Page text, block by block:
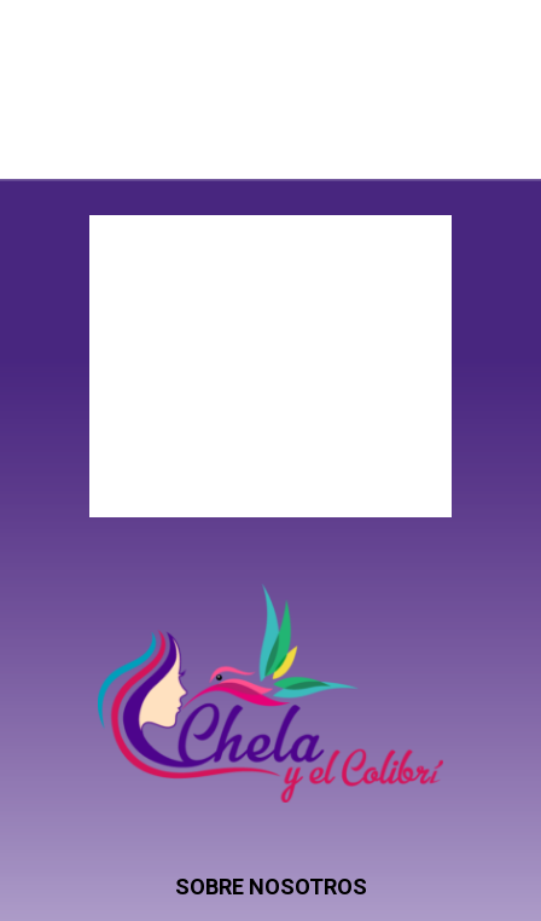
SOBRE NOSOTROS